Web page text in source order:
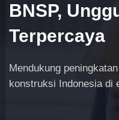
BNSP,
Terpercaya
Mendukung
konstruksi Indonesia di